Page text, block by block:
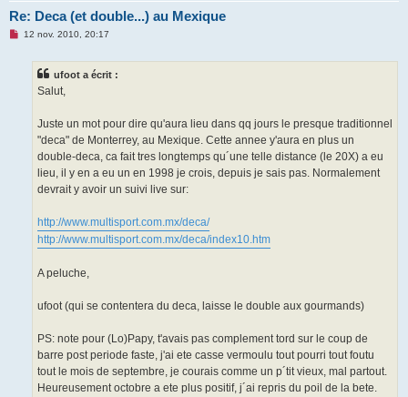
Re: Deca (et double...) au Mexique
M12 nov. 2010, 20:17
ufoot a écrit :
Salut,
Juste un mot pour dire qu'aura lieu dans qq jours le presque traditionnel
"deca" de Monterrey, au Mexique. Cette annee y'aura en plus un
double-deca, ca fait tres longtemps qu´une telle distance (le 20X) a eu
lieu, il y en a eu un en 1998 je crois, depuis je sais pas. Normalement
devrait y avoir un suivi live sur:
http://www.multisport.com.mx/deca/
http://www.multisport.com.mx/deca/index10.htm
A peluche,
ufoot (qui se contentera du deca, laisse le double aux gourmands)
PS: note pour (Lo)Papy, t'avais pas complement tord sur le coup de
barre post periode faste, j'ai ete casse vermoulu tout pourri tout foutu
tout le mois de septembre, je courais comme un p´tit vieux, mal partout.
Heureusement octobre a ete plus positif, j´ai repris du poil de la bete.